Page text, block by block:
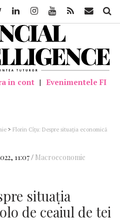
in cont | Evenimentele FI
> Florin Cîţu: Despre situația economică
11:07 Macroeconomie
situația
de ceaiul de tei
LinkedinInstagramYoutube Feed Mail